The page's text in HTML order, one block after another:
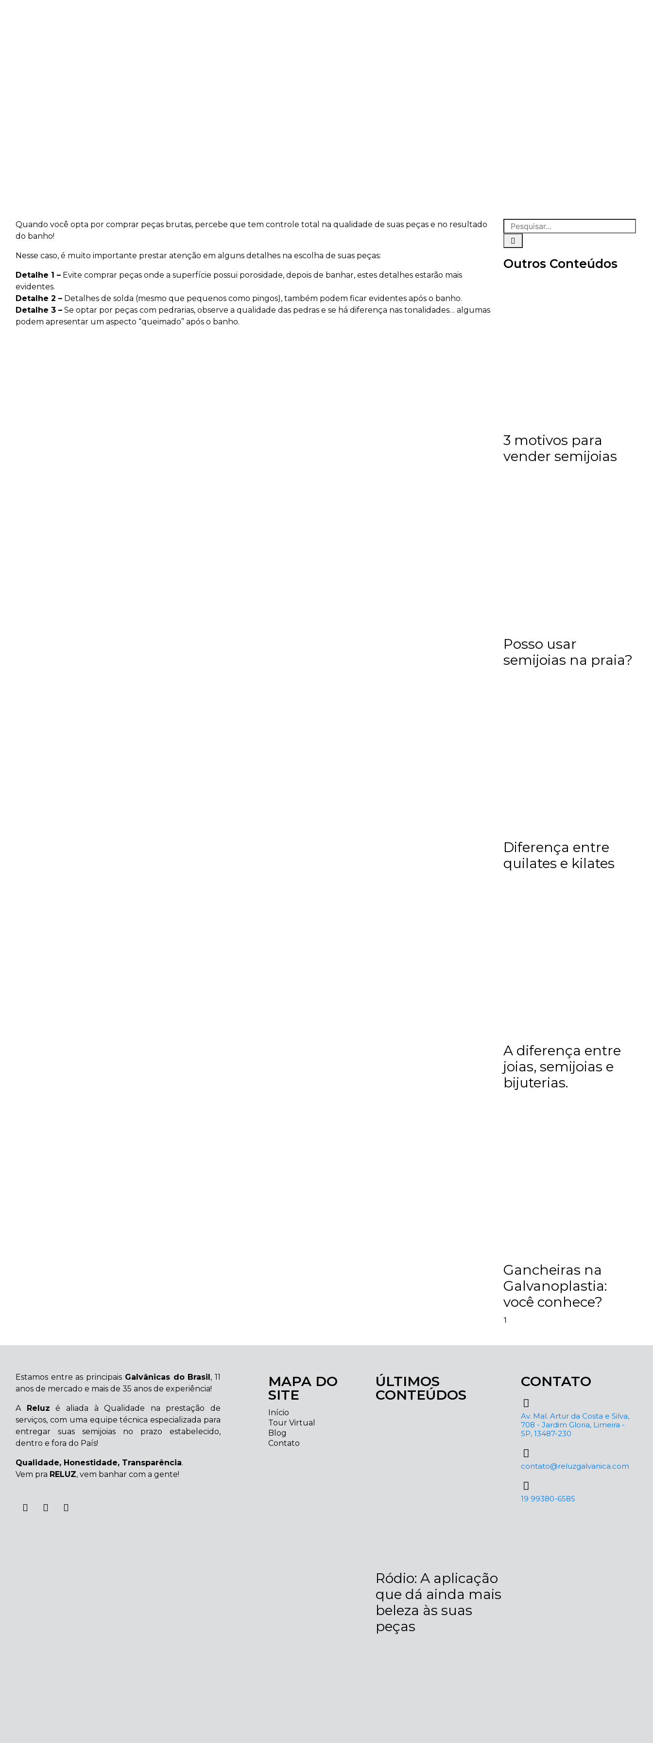
Quando você opta por comprar peças brutas, percebe que tem controle total na qualidade de suas peças e no resultado
do banho!
Nesse caso, é muito importante prestar atenção em alguns detalhes na escolha de suas peças:
Detalhe 1 – Evite comprar peças onde a superfície possui porosidade, depois de banhar, estes detalhes estarão mais
evidentes.
Detalhe 2 – Detalhes de solda (mesmo que pequenos como pingos), também podem ficar evidentes após o banho.
Detalhe 3 – Se optar por peças com pedrarias, observe a qualidade das pedras e se há diferença nas tonalidades… algumas
podem apresentar um aspecto “queimado” após o banho.
Outros Conteúdos
3 motivos para
vender semijoias
Posso usar
semijoias na praia?
Diferença entre
quilates e kilates
A diferença entre
joias, semijoias e
bijuterias.
Gancheiras na
Galvanoplastia:
você conhece?
Estamos entre as principais Galvânicas do Brasil , 11
anos de mercado e mais de 35 anos de experiência!
A Reluz é aliada à Qualidade na prestação de
serviços, com uma equipe técnica especializada para
entregar suas semijoias no prazo estabelecido,
dentro e fora do País!
Qualidade, Honestidade, Transparência.
Vem pra RELUZ, vem banhar com a gente!
MAPA DO
SITE
Início
Tour Virtual
Blog
Contato
ÚLTIMOS
CONTEÚDOS
Ródio: A aplicação
que dá ainda mais
beleza às suas
peças
CONTATO
Av. Mal. Artur da Costa e Silva,
708 - Jardim Gloria, Limeira -
SP, 13487-230
contato@reluzgalvanica.com
19 99380-6585